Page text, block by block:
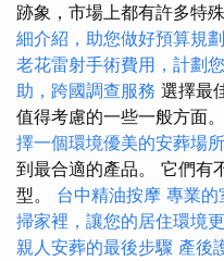
跡象，市場上都有許多特
細介紹，助您做好預算規劃
老花雷射手術費用，計劃
助，跨國調查服務 選擇最
值得考慮的一些一般方面。
擇一個環境優美的安葬場所
到最合適的產品。 它們有
型。 台中精油按摩 專業的
掃家裡，讓您的居住環境
親人安葬的最後步驟 產後